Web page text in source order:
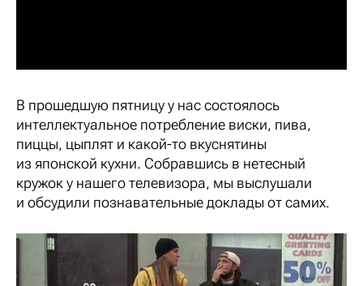
В прошедшую пятницу у нас состоялось
интеллектуальное потребление виски, пива,
пиццы, цыплят и какой-то вкуснятины
из японской кухни. Собравшись в нетесный
кружок у нашего телевизора, мы выслушали
и обсудили познавательные доклады от самих.